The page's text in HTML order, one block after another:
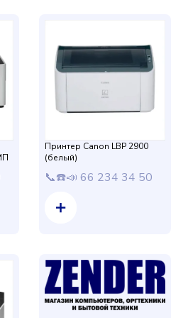
Принтер Canon LBP 2900
(белый)
📞☎️📣 66 234 34 50